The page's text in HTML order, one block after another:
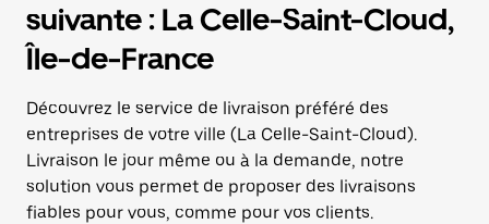
suivante : La Celle-Saint-Cloud,
Île-de-France
Découvrez le service de livraison préféré des
entreprises de votre ville (La Celle-Saint-Cloud).
Livraison le jour même ou à la demande, notre
solution vous permet de proposer des livraisons
fiables pour vous, comme pour vos clients.